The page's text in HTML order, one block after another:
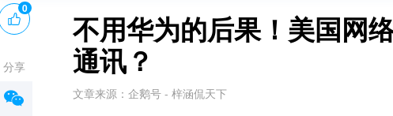
不用华为的后果！美国网
通讯？
文章来源： 企鹅号 - 梓涵侃天下
0
分享